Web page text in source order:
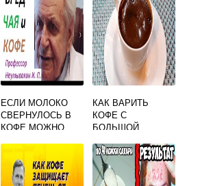
ЕСЛИ МОЛОКО
СВЕРНУЛОСЬ В
КОФЕ МОЖНО
КАК ВАРИТЬ
КОФЕ С
БОЛЬШОЙ